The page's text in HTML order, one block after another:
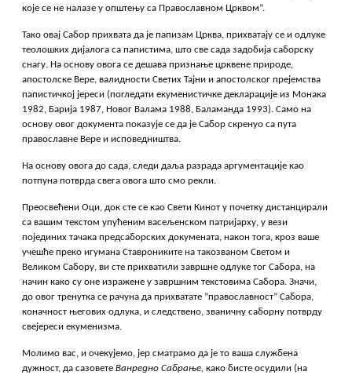
које се не налазе у општењу са Православном Црквом”.
Тако овај Сабор прихвата да је папизам Црква, прихватају се и одлуке
теолошких дијалога са папистима, што све сада задобија саборску
снагу. На основу овога се дешава признање црквене природе,
апостолске Вере, валидности Светих Тајни и апостолског прејемства
папистичкој јереси (погледати екуменистичке декларације из Монака
1982, Барија 1987, Новог Валама 1988, Баламанда 1993). Само на
основу овог документа показује се да је Сабор скренуо са пута
православне Вере и исповедништва.
На основу овога до сада, следи даља разрада аргументације као
потпуна потврда свега овога што смо рекли.
Преосвећени Оци, док сте се као Свети Кинот у почетку дистанцирали
са вашим текстом упућеним васељенском патријарху, у вези
појединих тачака предсаборских докумената, након тога, кроз ваше
учешће преко игумана Ставрониките на такозваном Светом и
Великом Сабору, ви сте прихватили завршне одлуке тог Сабора, на
начин како су оне изражене у завршним текстовима Сабора. Значи,
до овог тренутка се рачуна да прихватате ”православност” Сабора,
коначност његових одлука, и следствено, званичну саборну потврду
свејереси екуменизма.
Молимо вас, и очекујемо, јер сматрамо да је то ваша службена
дужност, да сазоветеВанредно Сабрање, како бисте осудили (на